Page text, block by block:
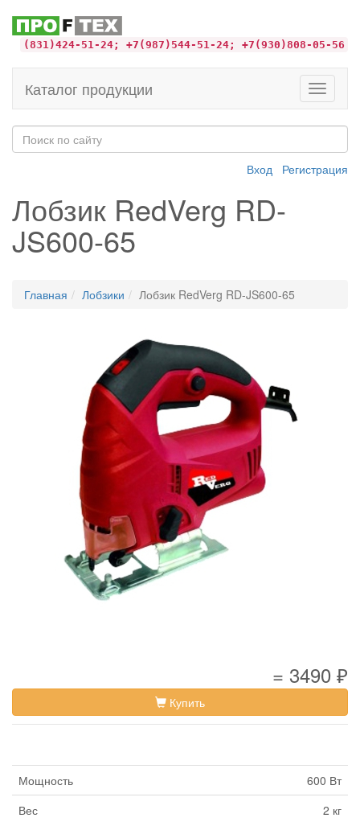
(831)424-51-24; +7(987)544-51-24; +7(930)808-05-56
Toggle
Каталог продукции
Вход Регистрация
Лобзик RedVerg RD-
JS600-65
Главная Лобзики Лобзик RedVerg RD-JS600-65
= 3490 ₽
Купить
Мощность
600 Вт
Вес
2 кг